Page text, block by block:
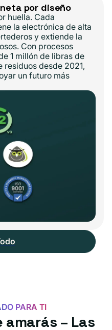
por diseño
huella. Cada
la electrónica de alta
y extiende la
Con procesos
1 millón de libras de
desde 2021,
un futuro más
PARA TI
– Las